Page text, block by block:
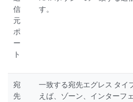
信
元
ポ
ー
ト
す。
宛
先
一致する宛先エグレス タイ
えば、ゾーン、インターフ